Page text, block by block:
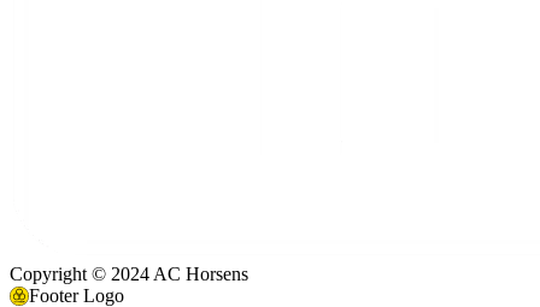
Copyright © 2024 AC Horsens
Footer Logo